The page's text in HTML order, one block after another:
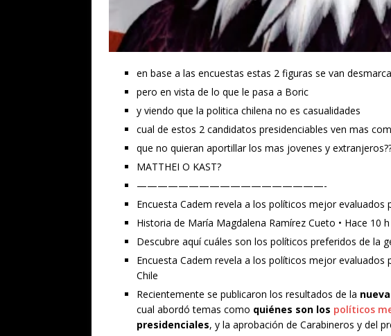
en base a las encuestas estas 2 figuras se van
pero en vista de lo que le pasa a Boric
y viendo que la politica chilena no es casualidades
cual de estos 2 candidatos presidenciables ven mas
que no quieran aportillar los mas jovenes y
MATTHEI O KAST?
——————————————————-
Encuesta Cadem revela a los políticos mejor evaluados
Historia de María Magdalena Ramírez Cueto • Hace 10 h
Descubre aquí cuáles son los políticos preferidos de la
Encuesta Cadem revela a los políticos mejor
Chile
Recientemente se publicaron los resultados de la
cual abordó temas como quiénes son los políticos
presidenciales, y la aprobación de Carabineros y del